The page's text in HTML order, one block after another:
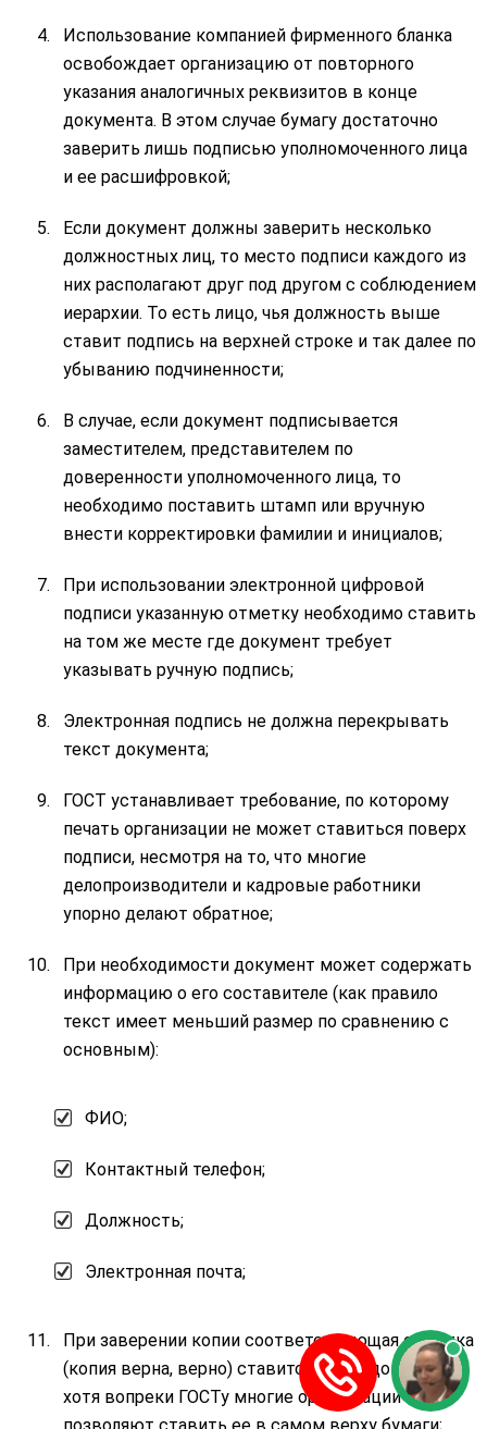
Использование компанией фирменного бланка
освобождает организацию от повторного
указания аналогичных реквизитов в конце
документа. В этом случае бумагу достаточно
заверить лишь подписью уполномоченного лица
и ее расшифровкой;
Если документ должны заверить несколько
должностных лиц, то место подписи каждого из
них располагают друг под другом с соблюдением
иерархии. То есть лицо, чья должность выше
ставит подпись на верхней строке и так далее по
убыванию подчиненности;
В случае, если документ подписывается
заместителем, представителем по
доверенности уполномоченного лица, то
необходимо поставить штамп или вручную
внести корректировки фамилии и инициалов;
При использовании электронной цифровой
подписи указанную отметку необходимо ставить
на том же месте где документ требует
указывать ручную подпись;
Электронная подпись не должна перекрывать
текст документа;
ГОСТ устанавливает требование, по которому
печать организации не может ставиться поверх
подписи, несмотря на то, что многие
делопроизводители и кадровые работники
упорно делают обратное;
При необходимости документ может содержать
информацию о его составителе (как правило
текст имеет меньший размер по сравнению с
основным):
ФИО;
Контактный телефон;
Должность;
Электронная почта;
При заверении копии соответствующая отметка
(копия верна, верно) ставится внизу документа,
хотя вопреки ГОСТу многие организации
позволяют ставить ее в самом верху бумаги;